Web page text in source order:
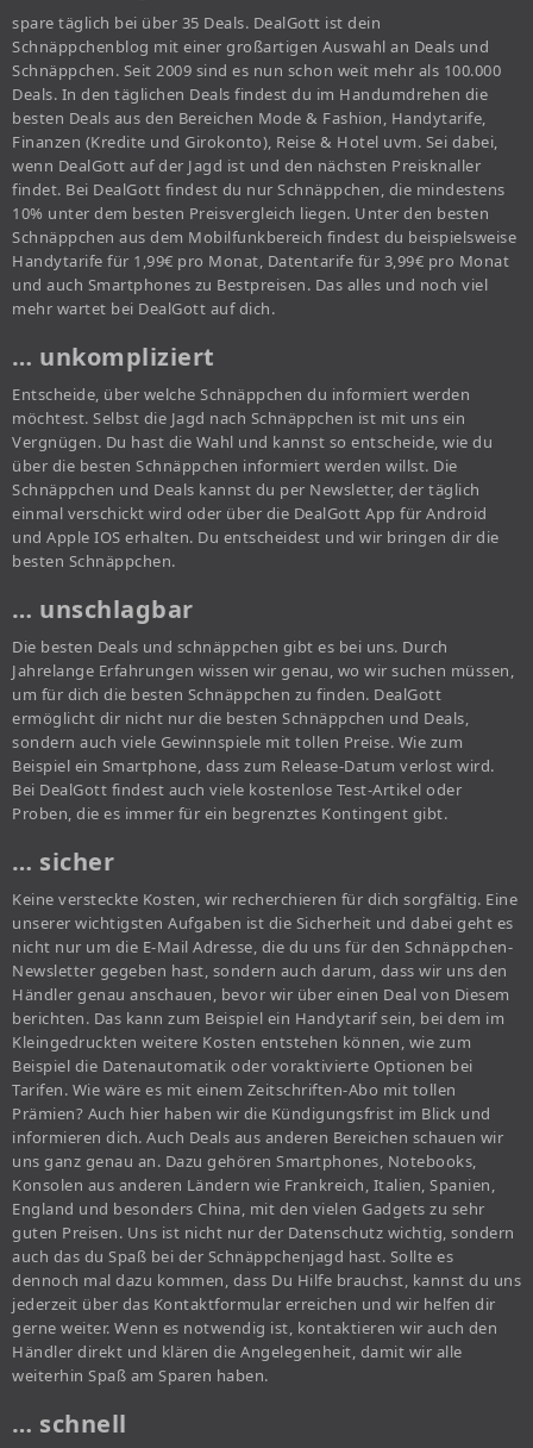
spare täglich bei über 35 Deals. DealGott ist dein
Schnäppchenblog mit einer großartigen Auswahl an Deals und
Schnäppchen. Seit 2009 sind es nun schon weit mehr als 100.000
Deals. In den täglichen Deals findest du im Handumdrehen die
besten Deals aus den Bereichen Mode & Fashion, Handytarife,
Finanzen (Kredite und Girokonto), Reise & Hotel uvm. Sei dabei,
wenn DealGott auf der Jagd ist und den nächsten Preisknaller
findet. Bei DealGott findest du nur Schnäppchen, die mindestens
10% unter dem besten Preisvergleich liegen. Unter den besten
Schnäppchen aus dem Mobilfunkbereich findest du beispielsweise
Handytarife für 1,99€ pro Monat, Datentarife für 3,99€ pro Monat
und auch Smartphones zu Bestpreisen. Das alles und noch viel
mehr wartet bei DealGott auf dich.
… unkompliziert
Entscheide, über welche Schnäppchen du informiert werden
möchtest. Selbst die Jagd nach Schnäppchen ist mit uns ein
Vergnügen. Du hast die Wahl und kannst so entscheide, wie du
über die besten Schnäppchen informiert werden willst. Die
Schnäppchen und Deals kannst du per Newsletter, der täglich
einmal verschickt wird oder über die DealGott App für Android
und Apple IOS erhalten. Du entscheidest und wir bringen dir die
besten Schnäppchen.
… unschlagbar
Die besten Deals und schnäppchen gibt es bei uns. Durch
Jahrelange Erfahrungen wissen wir genau, wo wir suchen müssen,
um für dich die besten Schnäppchen zu finden. DealGott
ermöglicht dir nicht nur die besten Schnäppchen und Deals,
sondern auch viele Gewinnspiele mit tollen Preise. Wie zum
Beispiel ein Smartphone, dass zum Release-Datum verlost wird.
Bei DealGott findest auch viele kostenlose Test-Artikel oder
Proben, die es immer für ein begrenztes Kontingent gibt.
… sicher
Keine versteckte Kosten, wir recherchieren für dich sorgfältig. Eine
unserer wichtigsten Aufgaben ist die Sicherheit und dabei geht es
nicht nur um die E-Mail Adresse, die du uns für den Schnäppchen-
Newsletter gegeben hast, sondern auch darum, dass wir uns den
Händler genau anschauen, bevor wir über einen Deal von Diesem
berichten. Das kann zum Beispiel ein Handytarif sein, bei dem im
Kleingedruckten weitere Kosten entstehen können, wie zum
Beispiel die Datenautomatik oder voraktivierte Optionen bei
Tarifen. Wie wäre es mit einem Zeitschriften-Abo mit tollen
Prämien? Auch hier haben wir die Kündigungsfrist im Blick und
informieren dich. Auch Deals aus anderen Bereichen schauen wir
uns ganz genau an. Dazu gehören Smartphones, Notebooks,
Konsolen aus anderen Ländern wie Frankreich, Italien, Spanien,
England und besonders China, mit den vielen Gadgets zu sehr
guten Preisen. Uns ist nicht nur der Datenschutz wichtig, sondern
auch das du Spaß bei der Schnäppchenjagd hast. Sollte es
dennoch mal dazu kommen, dass Du Hilfe brauchst, kannst du uns
jederzeit über das Kontaktformular erreichen und wir helfen dir
gerne weiter. Wenn es notwendig ist, kontaktieren wir auch den
Händler direkt und klären die Angelegenheit, damit wir alle
weiterhin Spaß am Sparen haben.
… schnell